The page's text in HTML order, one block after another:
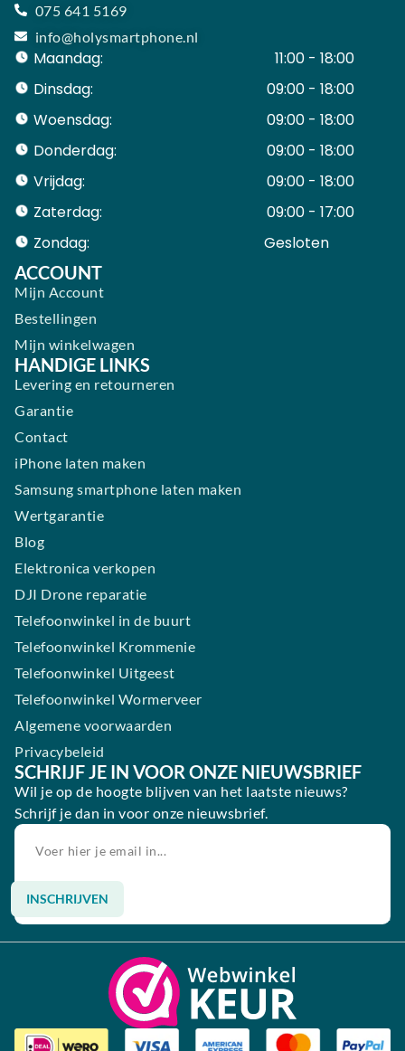
075 641 5169
info@holysmartphone.nl
Maandag:
11:00 - 18:00
Dinsdag:
09:00 - 18:00
Woensdag:
09:00 - 18:00
Donderdag:
09:00 - 18:00
Vrijdag:
09:00 - 18:00
Zaterdag:
09:00 - 17:00
Zondag:
Gesloten ​ ​ ​ ​ ​ ​ ​
ACCOUNT
Mijn Account
Bestellingen
Mijn winkelwagen
HANDIGE LINKS
Levering en retourneren
Garantie
Contact
iPhone laten maken
Samsung smartphone laten maken
Wertgarantie
Blog
Elektronica verkopen
DJI Drone reparatie
Telefoonwinkel in de buurt
Telefoonwinkel Krommenie
Telefoonwinkel Uitgeest
Telefoonwinkel Wormerveer
Algemene voorwaarden
Privacybeleid
SCHRIJF JE IN VOOR ONZE NIEUWSBRIEF
Wil je op de hoogte blijven van het laatste nieuws?
Schrijf je dan in voor onze nieuwsbrief.
INSCHRIJVEN
Alternative: